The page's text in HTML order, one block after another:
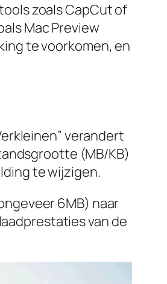
zoals CapCut of
Mac Preview
te voorkomen, en
verandert
(MB/KB)
te wijzigen.
6MB) naar
van de